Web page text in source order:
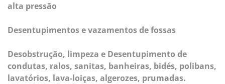
alta pressão
Desentupimentos e vazamentos de fossas
Desobstrução, limpeza e Desentupimento de
condutas, ralos, sanitas, banheiras, bidés, polibans,
lavatórios, lava-loiças, algerozes, prumadas.